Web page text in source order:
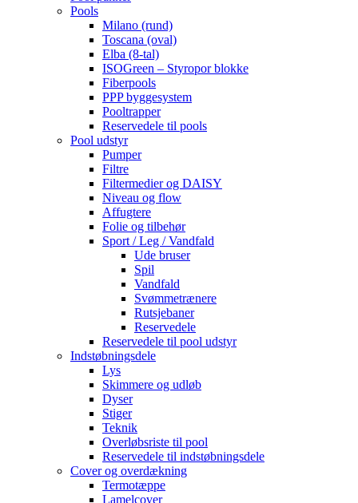
Pools
Milano (rund)
Toscana (oval)
Elba (8-tal)
ISOGreen – Styropor blokke
Fiberpools
PPP byggesystem
Pooltrapper
Reservedele til pools
Pool udstyr
Pumper
Filtre
Filtermedier og DAISY
Niveau og flow
Affugtere
Folie og tilbehør
Sport / Leg / Vandfald
Ude bruser
Spil
Vandfald
Svømmetrænere
Rutsjebaner
Reservedele
Reservedele til pool udstyr
Indstøbningsdele
Lys
Skimmere og udløb
Dyser
Stiger
Teknik
Overløbsriste til pool
Reservedele til indstøbningsdele
Cover og overdækning
Termotæppe
Lamelcover